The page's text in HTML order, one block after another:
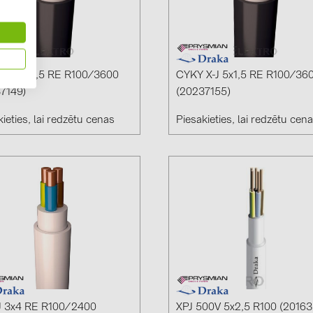
X-J 3x2,5 RE R100/3600
lai redzētu cenas
CYKY X-J 5x1,5 RE R100/
(20237155)
Piesakieties, lai redzētu
3x4 RE R100/2400 XPJ 500V 5x2,5 R100